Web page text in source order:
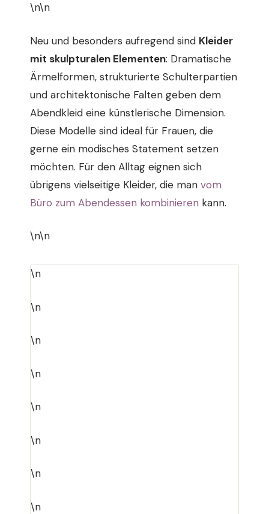
\n\n
Neu und besonders aufregend sind Kleider
mit skulpturalen Elementen: Dramatische
Ärmelformen, strukturierte Schulterpartien
und architektonische Falten geben dem
Abendkleid eine künstlerische Dimension.
Diese Modelle sind ideal für Frauen, die
gerne ein modisches Statement setzen
möchten. Für den Alltag eignen sich
übrigens vielseitige Kleider, die man vom
Büro zum Abendessen kombinieren kann.
\n\n
\n
\n
\n
\n
\n
\n
\n
\n